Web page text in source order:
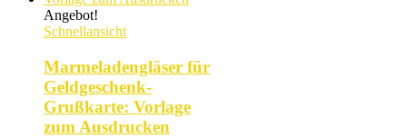
Angebot!
Schnellansicht
Marmeladengläser für
Geldgeschenk-
Grußkarte: Vorlage
zum Ausdrucken